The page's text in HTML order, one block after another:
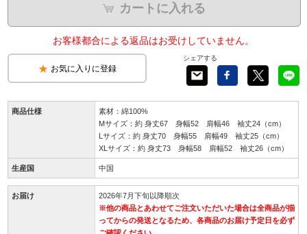
カートに入れる
お客様都合による返品はお受けしていません。
お気に入りに登録
シェアする
商品仕様
素材：綿100%
Mサイズ：約 身丈67 身幅52 肩幅46 袖丈24（cm）
Lサイズ：約 身丈70 身幅55 肩幅49 袖丈25（cm）
XLサイズ：約 身丈73 身幅58 肩幅52 袖丈26（cm）
生産国 中国
お届け
2026年7月下旬以降順次
※他の商品とあわせてご注文いただいた場合は全商品が揃
ってからの発送となるため、各商品のお届け予定日を必ず
ご確認ください。